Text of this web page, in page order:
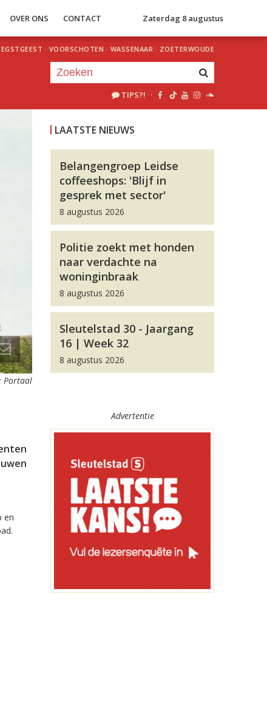
OVER ONS CONTACT Zaterdag 8 augustus
· VOORSCHOTEN · WASSENAAR · ZOETERWOUDE
TIPS?! ·
Portaal
en
LAATSTE NIEUWS
Belangengroep Leidse
coffeeshops: 'Blijf in
gesprek met sector'
8 augustus 2026
Politie zoekt met honden
naar verdachte na
woninginbraak
8 augustus 2026
Sleutelstad 30 - Jaargang
16 | Week 32
8 augustus 2026
Advertentie